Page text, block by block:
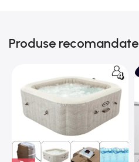
Produse recomandate